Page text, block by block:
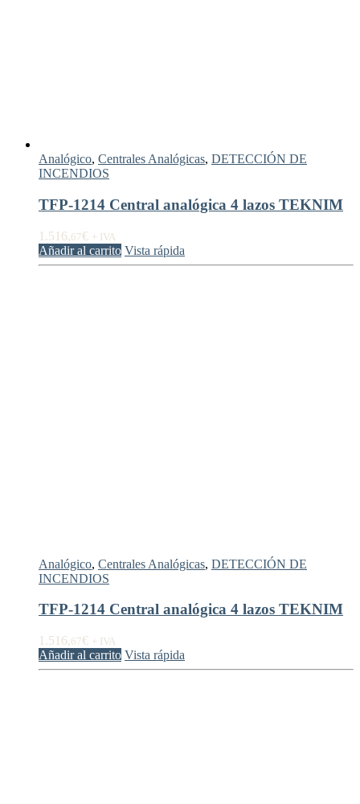
Analógico, Centrales Analógicas, DETECCIÓN DE
INCENDIOS
TFP-1214 Central analógica 4 lazos TEKNIM
1.516,67€ + IVA
Añadir al carrito Vista rápida
Analógico, Centrales Analógicas, DETECCIÓN DE
INCENDIOS
TFP-1214 Central analógica 4 lazos TEKNIM
1.516,67€ + IVA
Añadir al carrito Vista rápida